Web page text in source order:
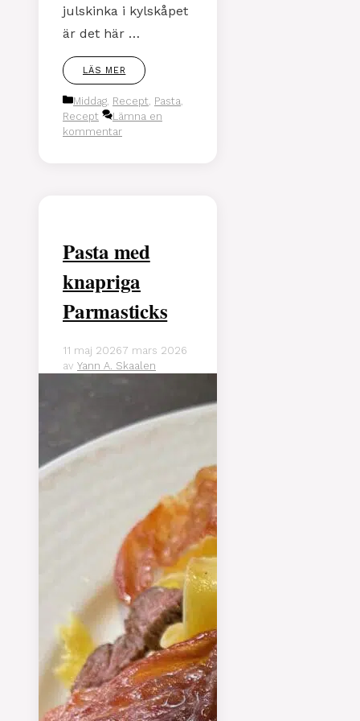
julskinka i kylskåpet
är det här …
LÄS MER
Kategorier
Middag, Recept, Pasta,
Recept
Lämna en
kommentar
Pasta med
knapriga
Parmasticks
11 maj 20267 mars 2026
av Yann A. Skaalen